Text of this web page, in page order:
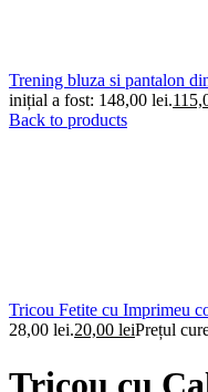
Trening bluza si pantalon
inițial a fost: 148,00 lei.
Back to products
Tricou Fetite cu Imprimeu
28,00 lei.20,00 leiPrețul